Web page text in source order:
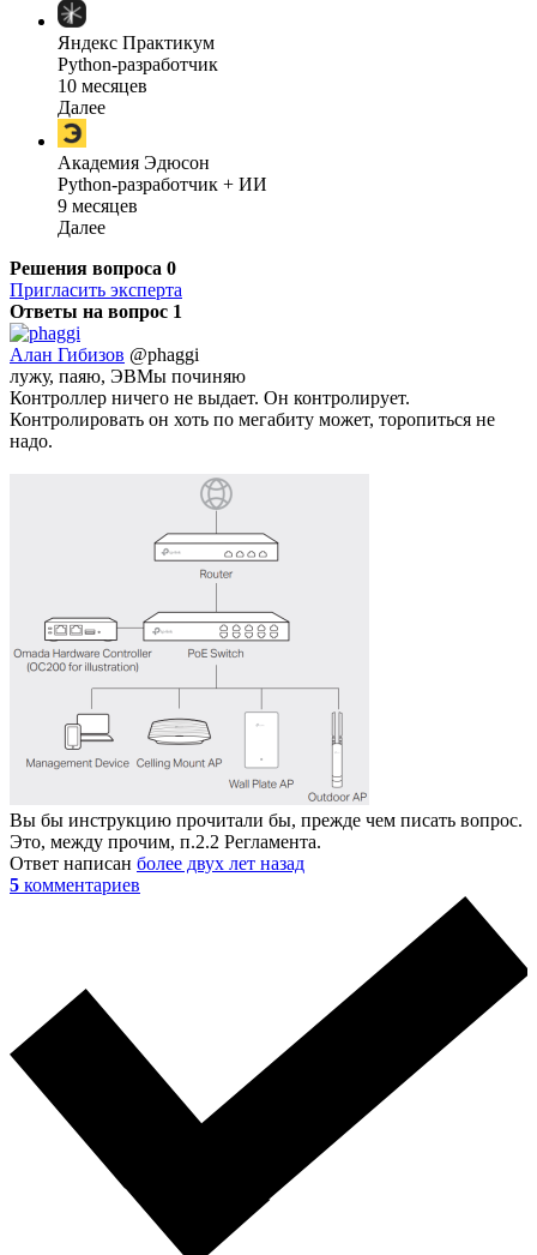
Яндекс Практикум
Python-разработчик
10 месяцев
Далее
Академия Эдюсон
Python-разработчик + ИИ
9 месяцев
Далее
Решения вопроса 0
Пригласить эксперта
Ответы на вопрос 1
Алан Гибизов @phaggi
лужу, паяю, ЭВМы починяю
Контроллер ничего не выдает. Он контролирует.
Контролировать он хоть по мегабиту может, торопиться не
надо.
Вы бы инструкцию прочитали бы, прежде чем писать вопрос.
Это, между прочим, п.2.2 Регламента.
Ответ написан более двух лет назад
5 комментариев